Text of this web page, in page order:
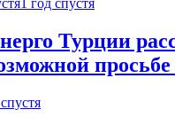
1 год спустя
Турции